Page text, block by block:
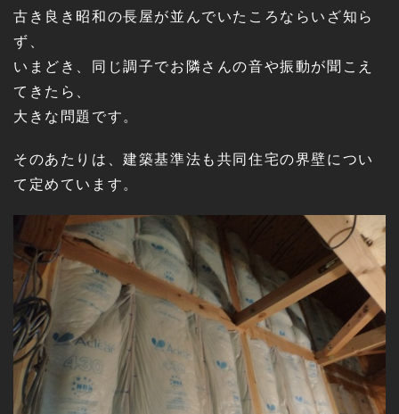
古き良き昭和の長屋が並んでいたころならいざ知ら
ず、
いまどき、同じ調子でお隣さんの音や振動が聞こえ
てきたら、
大きな問題です。
そのあたりは、建築基準法も共同住宅の界壁につい
て定めています。